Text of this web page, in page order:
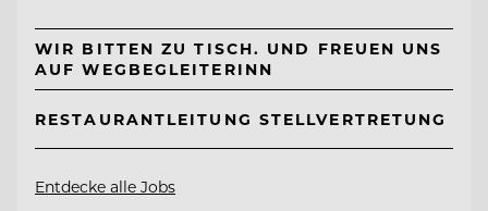
WIR BITTEN ZU TISCH. UND FREUEN UNS
AUF WEGBEGLEITERINN
RESTAURANTLEITUNG STELLVERTRETUNG
Entdecke alle Jobs